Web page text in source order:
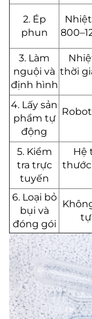
2. Ép
phun
3. Làm
nguội và
định hình
thời
4. Lấy sản
phẩm tự
động
5. Kiểm
tra trực
tuyến
Hệ
6. Loại bỏ
bụi và
đóng gói
tự